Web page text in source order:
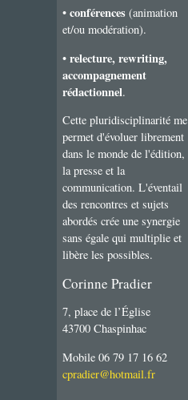
• conférences (animation
et/ou modération).
• relecture, rewriting,
accompagnement
rédactionnel.
Cette pluridisciplinarité me
permet d'évoluer librement
dans le monde de l'édition,
la presse et la
communication. L'éventail
des rencontres et sujets
abordés crée une synergie
sans égale qui multiplie et
libère les possibles.
Corinne Pradier
7, place de l’Église
43700 Chaspinhac
Mobile 06 79 17 16 62
cpradier@hotmail.fr